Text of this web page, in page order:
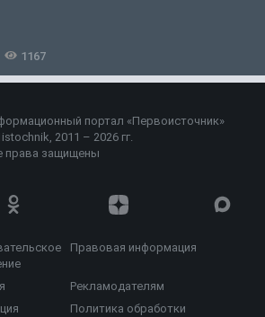
1167
портал «Первоисточник»
2011 – 2026 гг.
права защищены
Правовая информация
Рекламодателям
Политика обработки